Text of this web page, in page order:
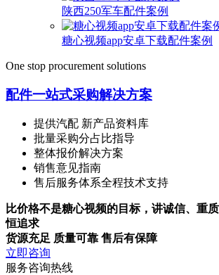
陕西250军车配件案例
糖心视频app安卓下载配件案例
One stop procurement solutions
配件一站式采购解决方案
提供汽配 新产品资料库
批量采购分占比指导
整体报价解决方案
销售意见指南
售后服务体系全程技术支持
比价格不是糖心视频的目标，讲诚信、
恒追求
货源充足 质量可靠 售后有保障
立即咨询
服务咨询热线